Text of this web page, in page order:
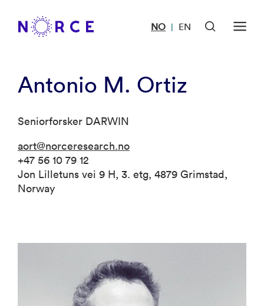
NO | EN
Antonio M. Ortiz
Seniorforsker DARWIN
aort@norceresearch.no
+47 56 10 79 12
Jon Lilletuns vei 9 H, 3. etg, 4879 Grimstad,
Norway